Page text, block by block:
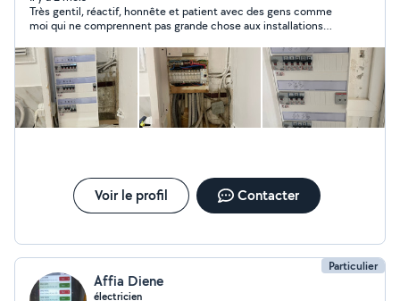
tableaux électriques.Mise au norme installation .Pour les
demandes qui ne sont pas dans mon périmètre de 6km
appeler moi , je n'arrive pas à répondre sur l appli .A très
bientôt .
Très gentil, réactif, honnête et patient avec des gens comme
moi qui ne comprennent pas grande chose aux installations
Voir le profil Contacter
Particulier
Affia Diene
électricien